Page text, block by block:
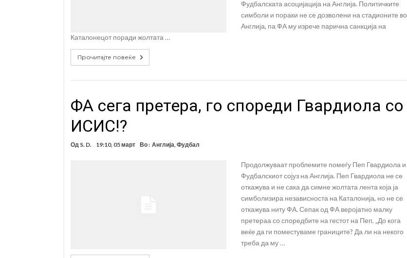
Фудбалската асоцијација на Англија. Политичките
симболи и пораки не се дозволени на стадионите во
Англија, па ФА му изрече парична санкција на
Каталонецот поради жолтата …
Прочитајте повеќе
ФА сега претера, го спореди Гвардиола со
ИСИС!?
Од S. D. 19:10, 05 март Во : Англија Фудбал
Продолжуваат проблемите помеѓу Пеп Гвардиола и
Фудбалскиот сојуз на Англија. Пеп Гвардиола не се
откажува и не сака да симне жолтата лента која ја
симболизира независноста на Каталонија, но не се
откажува ниту ФА. Сепак од ФА веројатно малку
претераа со споредбите на гестот на Пеп. „До кога
веќе да ги поместуваме границите? Да ли на некого
треба да му …